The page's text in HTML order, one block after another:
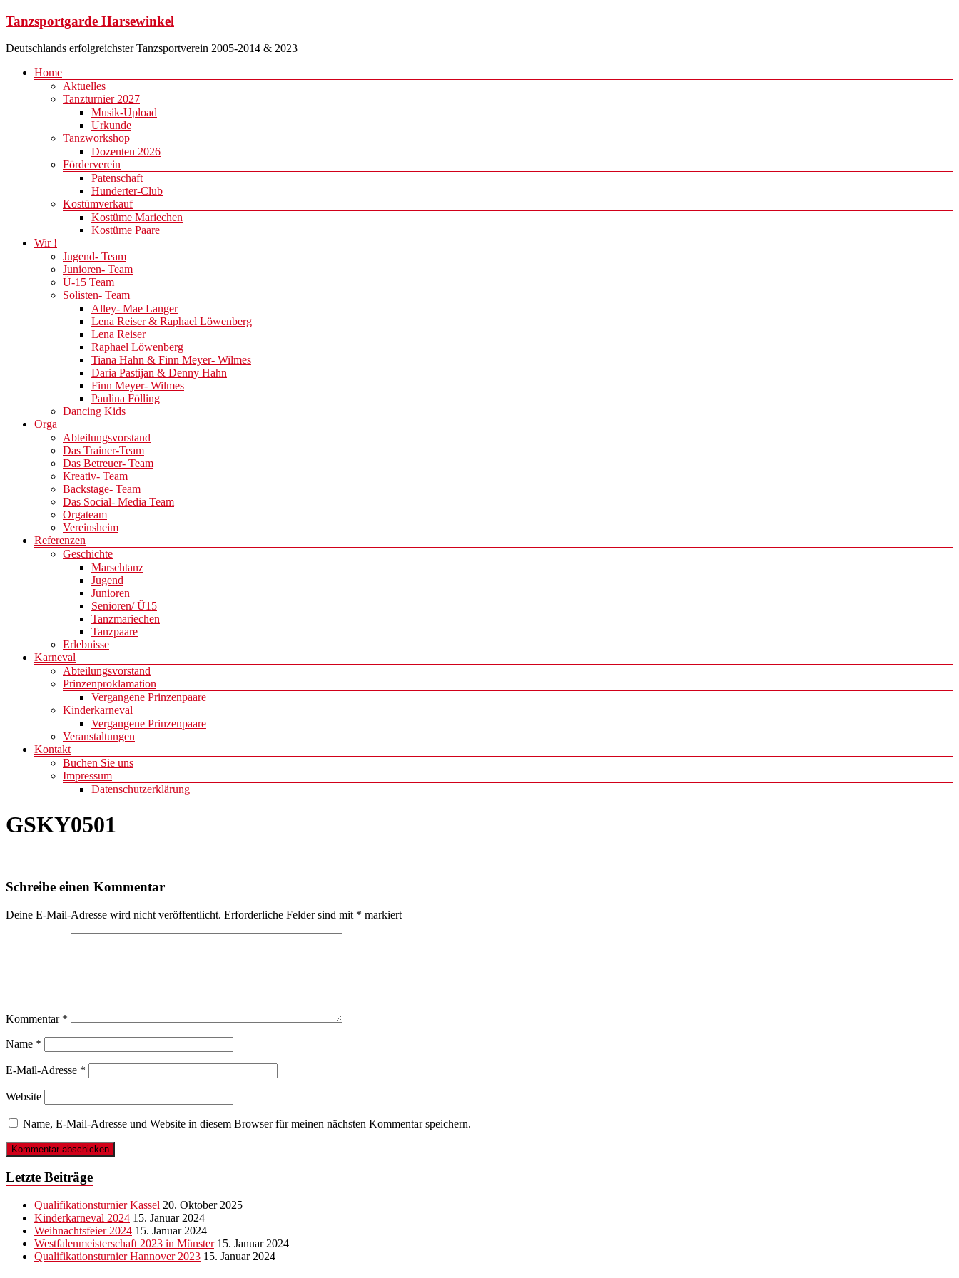
Zum
springen
Tanzsportgarde Harsewinkel
Deutschlands erfolgreichster Tanzsportverein 2005-2014 & 2023
Menü
Home
Aktuelles
Tanzturnier 2027
Musik-Upload
Urkunde
Tanzworkshop
Dozenten 2026
Förderverein
Patenschaft
Hunderter-Club
Kostümverkauf
Kostüme Mariechen
Kostüme Paare
Wir !
Jugend- Team
Junioren- Team
Ü-15 Team
Solisten- Team
Alley- Mae Langer
Lena Reiser & Raphael Löwenberg
Lena Reiser
Raphael Löwenberg
Tiana Hahn & Finn Meyer- Wilmes
Daria Pastijan & Denny Hahn
Finn Meyer- Wilmes
Paulina Fölling
Dancing Kids
Orga
Abteilungsvorstand
Das Trainer-Team
Das Betreuer- Team
Kreativ- Team
Backstage- Team
Das Social- Media Team
Orgateam
Vereinsheim
Referenzen
Geschichte
Marschtanz
Jugend
Junioren
Senioren/ Ü15
Tanzmariechen
Tanzpaare
Erlebnisse
Karneval
Abteilungsvorstand
Prinzenproklamation
Vergangene Prinzenpaare
Kinderkarneval
Vergangene Prinzenpaare
Veranstaltungen
Kontakt
Buchen Sie uns
Impressum
Datenschutzerklärung
GSKY0501
Schreibe einen Kommentar
Deine E-Mail-Adresse wird nicht veröffentlicht. Erforderliche Felder sind mit * markiert
Kommentar *
Name *
E-Mail-Adresse *
Website
Name, E-Mail-Adresse und Website in diesem Browser für meinen nächsten Kommentar speichern.
Letzte Beiträge
Qualifikationsturnier Kassel 20. Oktober 2025
Kinderkarneval 2024 15. Januar 2024
Weihnachtsfeier 2024 15. Januar 2024
Westfalenmeisterschaft 2023 in Münster 15. Januar 2024
Qualifikationsturnier Hannover 2023 15. Januar 2024